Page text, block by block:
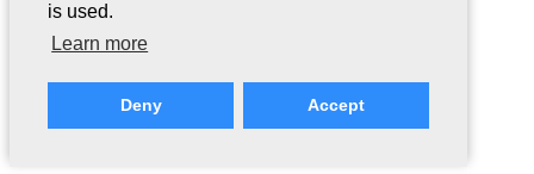
is used.
Learn more
Deny Accept